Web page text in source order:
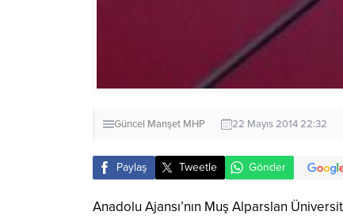
Güncel Manşet MHP 22 Mayıs 2014 22:32
Paylaş Tweetle Gönder
Anadolu Ajansı’nın Muş Alparslan